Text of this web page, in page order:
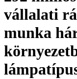
vállalati
munka